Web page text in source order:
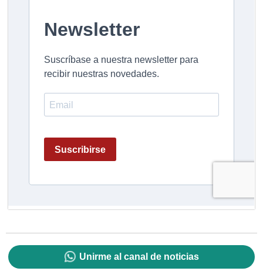
Unirme al canal de noticias